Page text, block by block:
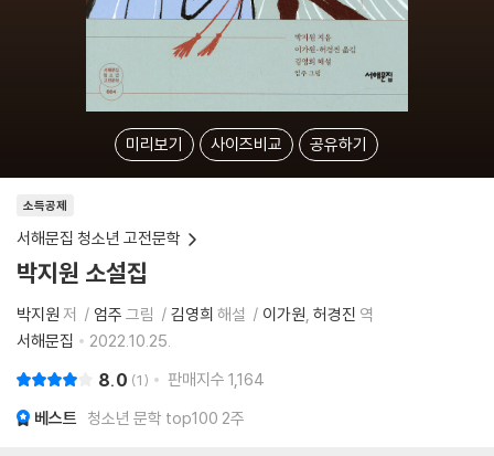
미리보기 사이즈비교 공유하기
소득공제
서해문집 청소년 고전문학
박지원 소설집
박지원 저 엄주 그림 김영희 해설 이가원 허경진 역
서해문집
2022.10.25.
8.0 1 판매지수 1,164
베스트 청소년 문학 top100 2주